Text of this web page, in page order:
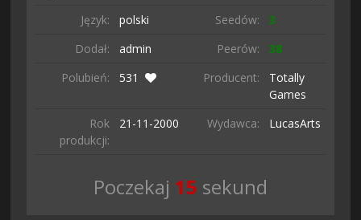
Język:
polski Seedów:
3
Dodał:
admin Peerów:
38
Polubień:
531 Producent:
Totally
Games
Rok
produkcji:
21-11-2000 Wydawca: LucasArts
Poczekaj 14 sekund